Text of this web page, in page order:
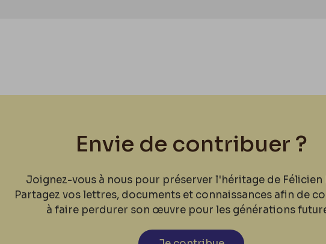
Envie de contribuer ?
Joignez-vous à nous pour préserver l'héritage de Félicien
Partagez vos lettres, documents et connaissances afin de
à faire perdurer son œuvre pour les générations